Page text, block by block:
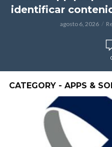
identificar
agosto 6, 2026
CATEGORY - APPS &